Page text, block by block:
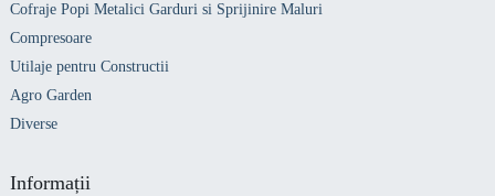
Cofraje Popi Metalici Garduri si Sprijinire Maluri
Compresoare
Utilaje pentru Constructii
Agro Garden
Diverse
Informații